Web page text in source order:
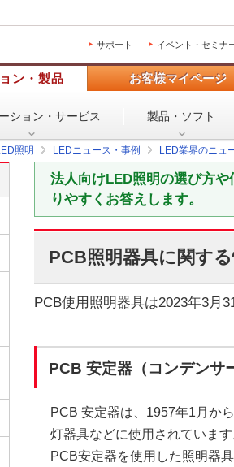
サポート イベント・セミナ
ン・製品 お客様マイページ
ション・ サービス 製品・ソフト
照明 LEDニュース・事例 LED業界のニュ
法人向けLED照明の選び方
りやすくお答えします。
PCB照明器具に関す
PCB使用照明器具は2023年3月
PCB 安定器（コンデンサ
PCB 安定器は、1957年1月か
灯器具などに使用されていま
PCB安定器を使用した照明器